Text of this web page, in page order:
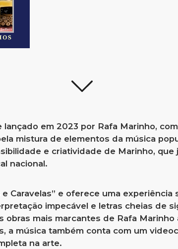
lançado em 2023 por Rafa Marinho,
mistura de elementos da música
e criatividade de Marinho, que
nacional.
Caravelas” e oferece uma
impecável e letras cheias de
obras mais marcantes de Rafa
a música também conta com um
na arte.